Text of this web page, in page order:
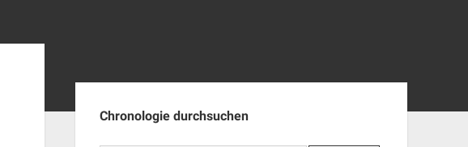
Chronologie durchsuchen